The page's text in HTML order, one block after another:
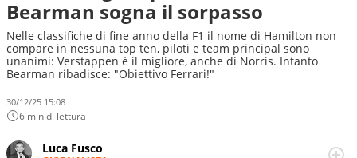
Bearman sogna il sorpasso
Nelle classifiche di fine anno della F1 il nome di Hamilton non
compare in nessuna top ten, piloti e team principal sono
unanimi: Verstappen è il migliore, anche di Norris. Intanto
Bearman ribadisce: "Obiettivo Ferrari!"
30/12/25 15:08
6 min di lettura
Luca Fusco